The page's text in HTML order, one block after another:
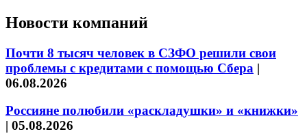
Новости компаний
Почти 8 тысяч человек в СЗФО решили свои
проблемы с кредитами с помощью Сбера |
06.08.2026
Россияне полюбили «раскладушки» и «книжки»
| 05.08.2026